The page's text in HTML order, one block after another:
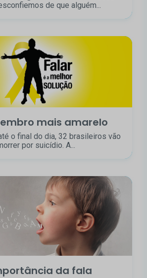
de que alguém...
mais amarelo
o final do dia, 32 brasileiros vão
por suicídio. A...
da fala